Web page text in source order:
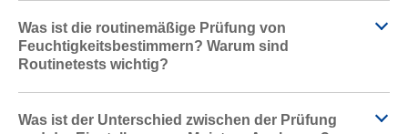
Was ist die routinemäßige Prüfung von
Feuchtigkeitsbestimmern? Warum sind
Routinetests wichtig?
Was ist der Unterschied zwischen der Prüfung